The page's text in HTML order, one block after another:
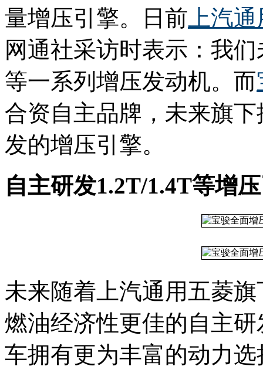
量增压引擎。日前 上汽
网通社采访时表示：我
等一系列增压发动机。而
合资自主品牌，未来旗下
发的增压引擎。
自主研发1.2T/1.4T等增
未来随着上汽通用五菱
燃油经济性更佳的自主
车拥有更为丰富的动力